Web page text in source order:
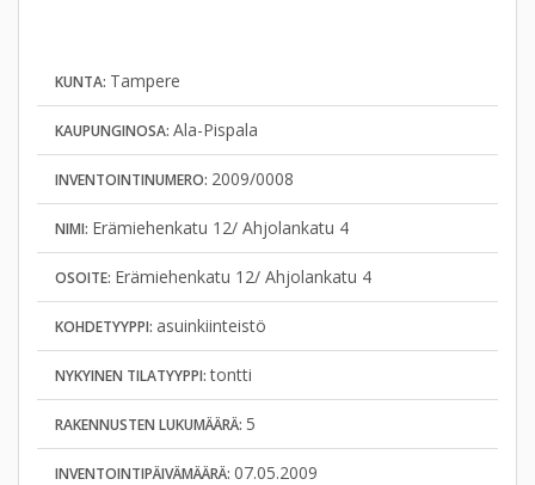
KUNTA: Tampere
KAUPUNGINOSA: Ala-Pispala
INVENTOINTINUMERO: 2009/0008
NIMI: Erämiehenkatu 12/ Ahjolankatu 4
OSOITE: Erämiehenkatu 12/ Ahjolankatu 4
KOHDETYYPPI: asuinkiinteistö
NYKYINEN TILATYYPPI:tontti
RAKENNUSTEN LUKUMÄÄRÄ: 5
INVENTOINTIPÄIVÄMÄÄRÄ: 07.05.2009